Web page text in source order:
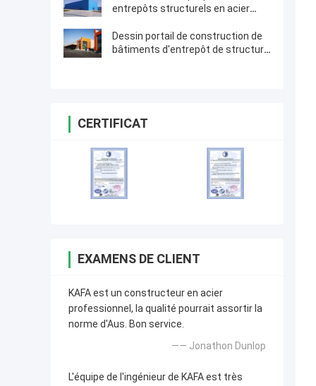
entrepôts structurels en acier
Dessin portail de construction de
bâtiments d'entrepôt de structure
CERTIFICAT
EXAMENS DE CLIENT
KAFA est un constructeur en acier
professionnel, la qualité pourrait assortir la
norme d'Aus. Bon service.
—— Jonathon Dunlop
L'équipe de l'ingénieur de KAFA est très